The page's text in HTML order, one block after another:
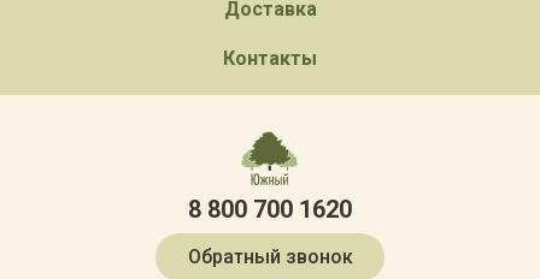
Доставка
Контакты
8 800 700 1620
Обратный звонок